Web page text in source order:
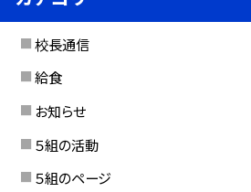
校長通信
給食
お知らせ
５組の活動
５組のページ